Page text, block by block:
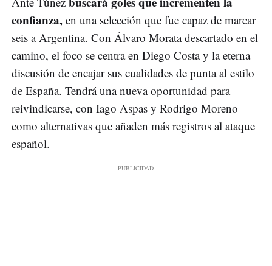
confianza, en una selección que fue capaz de marcar
seis a Argentina. Con Álvaro Morata descartado en el
camino, el foco se centra en Diego Costa y la eterna
discusión de encajar sus cualidades de punta al estilo
de España. Tendrá una nueva oportunidad para
reivindicarse, con Iago Aspas y Rodrigo Moreno
como alternativas que añaden más registros al ataque
español.